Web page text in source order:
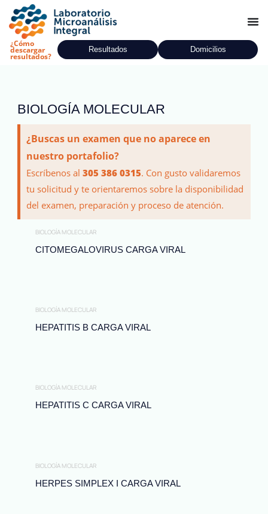
contenido
¿Cómo
descargar
resultados?
Resultados Domicilios
BIOLOGÍA MOLECULAR
¿Buscas un examen que no aparece en
nuestro portafolio?
Escríbenos al305 386 0315. Con gusto validaremos
tu solicitud y te orientaremos sobre la disponibilidad
del examen, preparación y proceso de atención.
BIOLOGÍA MOLECULAR
CITOMEGALOVIRUS CARGA VIRAL
BIOLOGÍA MOLECULAR
HEPATITIS B CARGA VIRAL
BIOLOGÍA MOLECULAR
HEPATITIS C CARGA VIRAL
BIOLOGÍA MOLECULAR
HERPES SIMPLEX I CARGA VIRAL